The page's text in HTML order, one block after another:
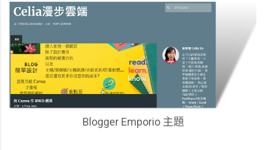
Blogger Emporio 主題